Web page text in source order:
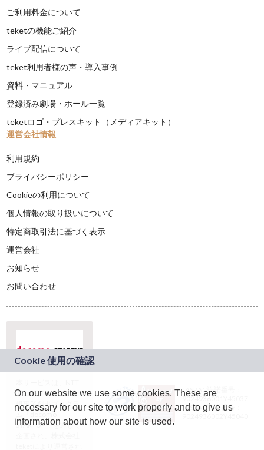
ご利用料金について
teketの機能ご紹介
ライブ配信について
teket利用者様の声・導入事例
資料・マニュアル
登録済み劇場・ホール一覧
teketロゴ・プレスキット（メディアキット）
運営会社情報
利用規約
プライバシーポリシー
Cookieの利用について
個人情報の取り扱いについて
特定商取引法に基づく表示
運営会社
お知らせ
お問い合わせ
ドコモグループの新
規事業創出プログラ
ム「docomo
STARTUP」を通じて
JASRAC許諾番号：
9024936001Y45037
JASRAC許諾番号：
On our website we use some cookies. These are
necessary for our site to work properly and to give us
information about how our site is used.